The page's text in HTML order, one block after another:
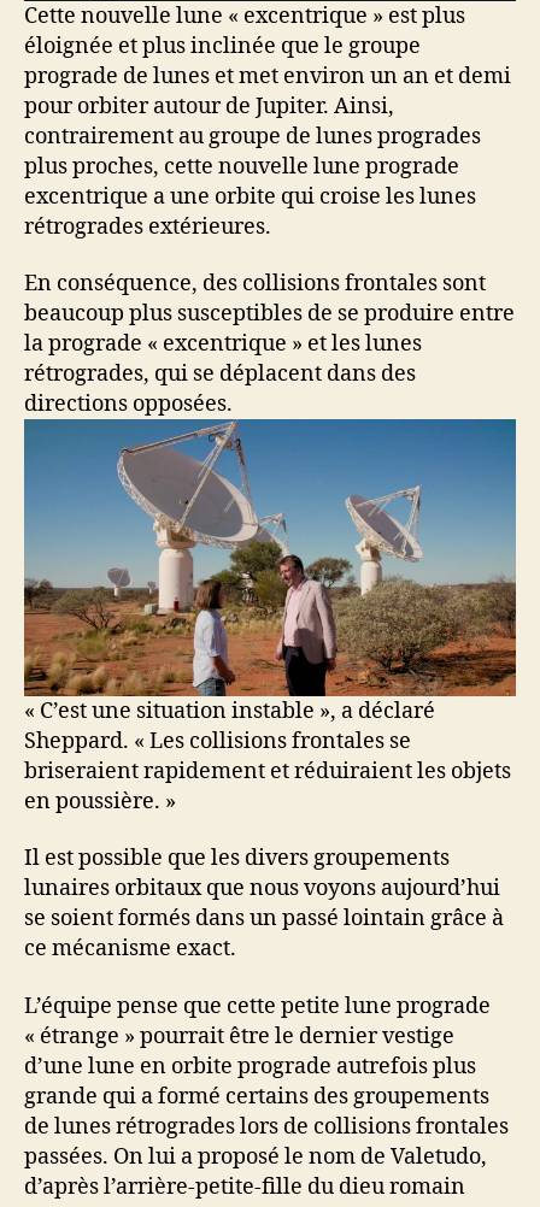
Cette nouvelle lune « excentrique » est plus
éloignée et plus inclinée que le groupe
prograde de lunes et met environ un an et demi
pour orbiter autour de Jupiter. Ainsi,
contrairement au groupe de lunes progrades
plus proches, cette nouvelle lune prograde
excentrique a une orbite qui croise les lunes
rétrogrades extérieures.
En conséquence, des collisions frontales sont
beaucoup plus susceptibles de se produire entre
la prograde « excentrique » et les lunes
rétrogrades, qui se déplacent dans des
directions opposées.
« C’est une situation instable », a déclaré
Sheppard. « Les collisions frontales se
briseraient rapidement et réduiraient les objets
en poussière. »
Il est possible que les divers groupements
lunaires orbitaux que nous voyons aujourd’hui
se soient formés dans un passé lointain grâce à
ce mécanisme exact.
L’équipe pense que cette petite lune prograde
« étrange » pourrait être le dernier vestige
d’une lune en orbite prograde autrefois plus
grande qui a formé certains des groupements
de lunes rétrogrades lors de collisions frontales
passées. On lui a proposé le nom de Valetudo,
d’après l’arrière-petite-fille du dieu romain